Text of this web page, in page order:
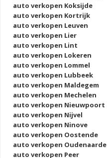
auto verkopen Koksijde
auto verkopen Kortrijk
auto verkopen Leuven
auto verkopen Lier
auto verkopen Lint
auto verkopen Lokeren
auto verkopen Lommel
auto verkopen Lubbeek
auto verkopen Maldegem
auto verkopen Mechelen
auto verkopen Nieuwpoort
auto verkopen Nijvel
auto verkopen Ninove
auto verkopen Oostende
auto verkopen Oudenaarde
auto verkopen Peer